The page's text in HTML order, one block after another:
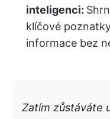
inteligenci:
klíčové
informace bez
Zatím zůstáváte